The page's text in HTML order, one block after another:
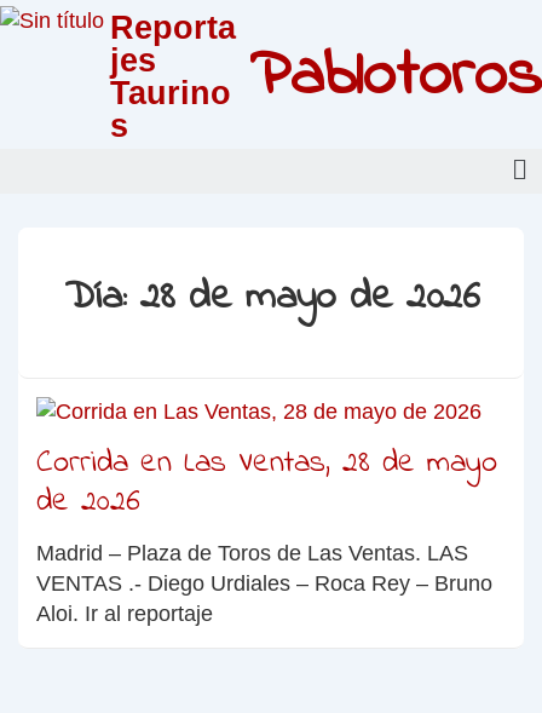
Reporta
jes
Taurino
s
Pablotoros
Día: 28 de mayo de 2026
Corrida en Las Ventas, 28 de mayo
de 2026
Madrid – Plaza de Toros de Las Ventas. LAS
VENTAS .- Diego Urdiales – Roca Rey – Bruno
Aloi. Ir al reportaje